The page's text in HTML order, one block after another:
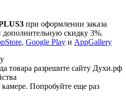
при оформлении заказа
скидку 3%.
, Google Play и AppGallery
товара разрешите сайту Духи.рф
Попробуйте еще раз